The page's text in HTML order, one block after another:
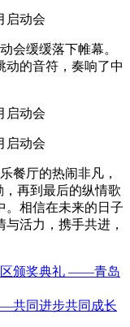
会缓缓落下帷幕。
动的音符，奏响了中
餐厅的热闹非凡，
再到最后的纵情歌
。相信在未来的日子
活力，携手共进，
区颁奖典礼 ——青岛
共同进步共同成长